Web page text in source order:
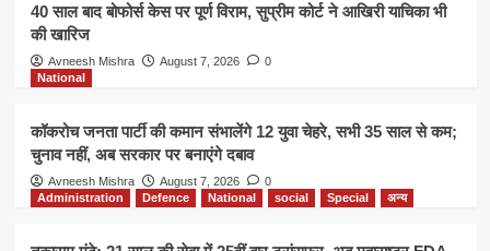
40 साल बाद बोफोर्स केस पर पूर्ण विराम, सुप्रीम कोर्ट ने आखिरी याचिका भी
की खारिज
Avneesh Mishra August 7, 2026
0
National
कॉकरोच जनता पार्टी की कमान संभालेंगे 12 युवा चेहरे, सभी 35 साल से कम;
चुनाव नहीं, अब सरकार पर बनाएंगे दबाव
Avneesh Mishra August 7, 2026
0
Administration
Defence National social Special अन्य